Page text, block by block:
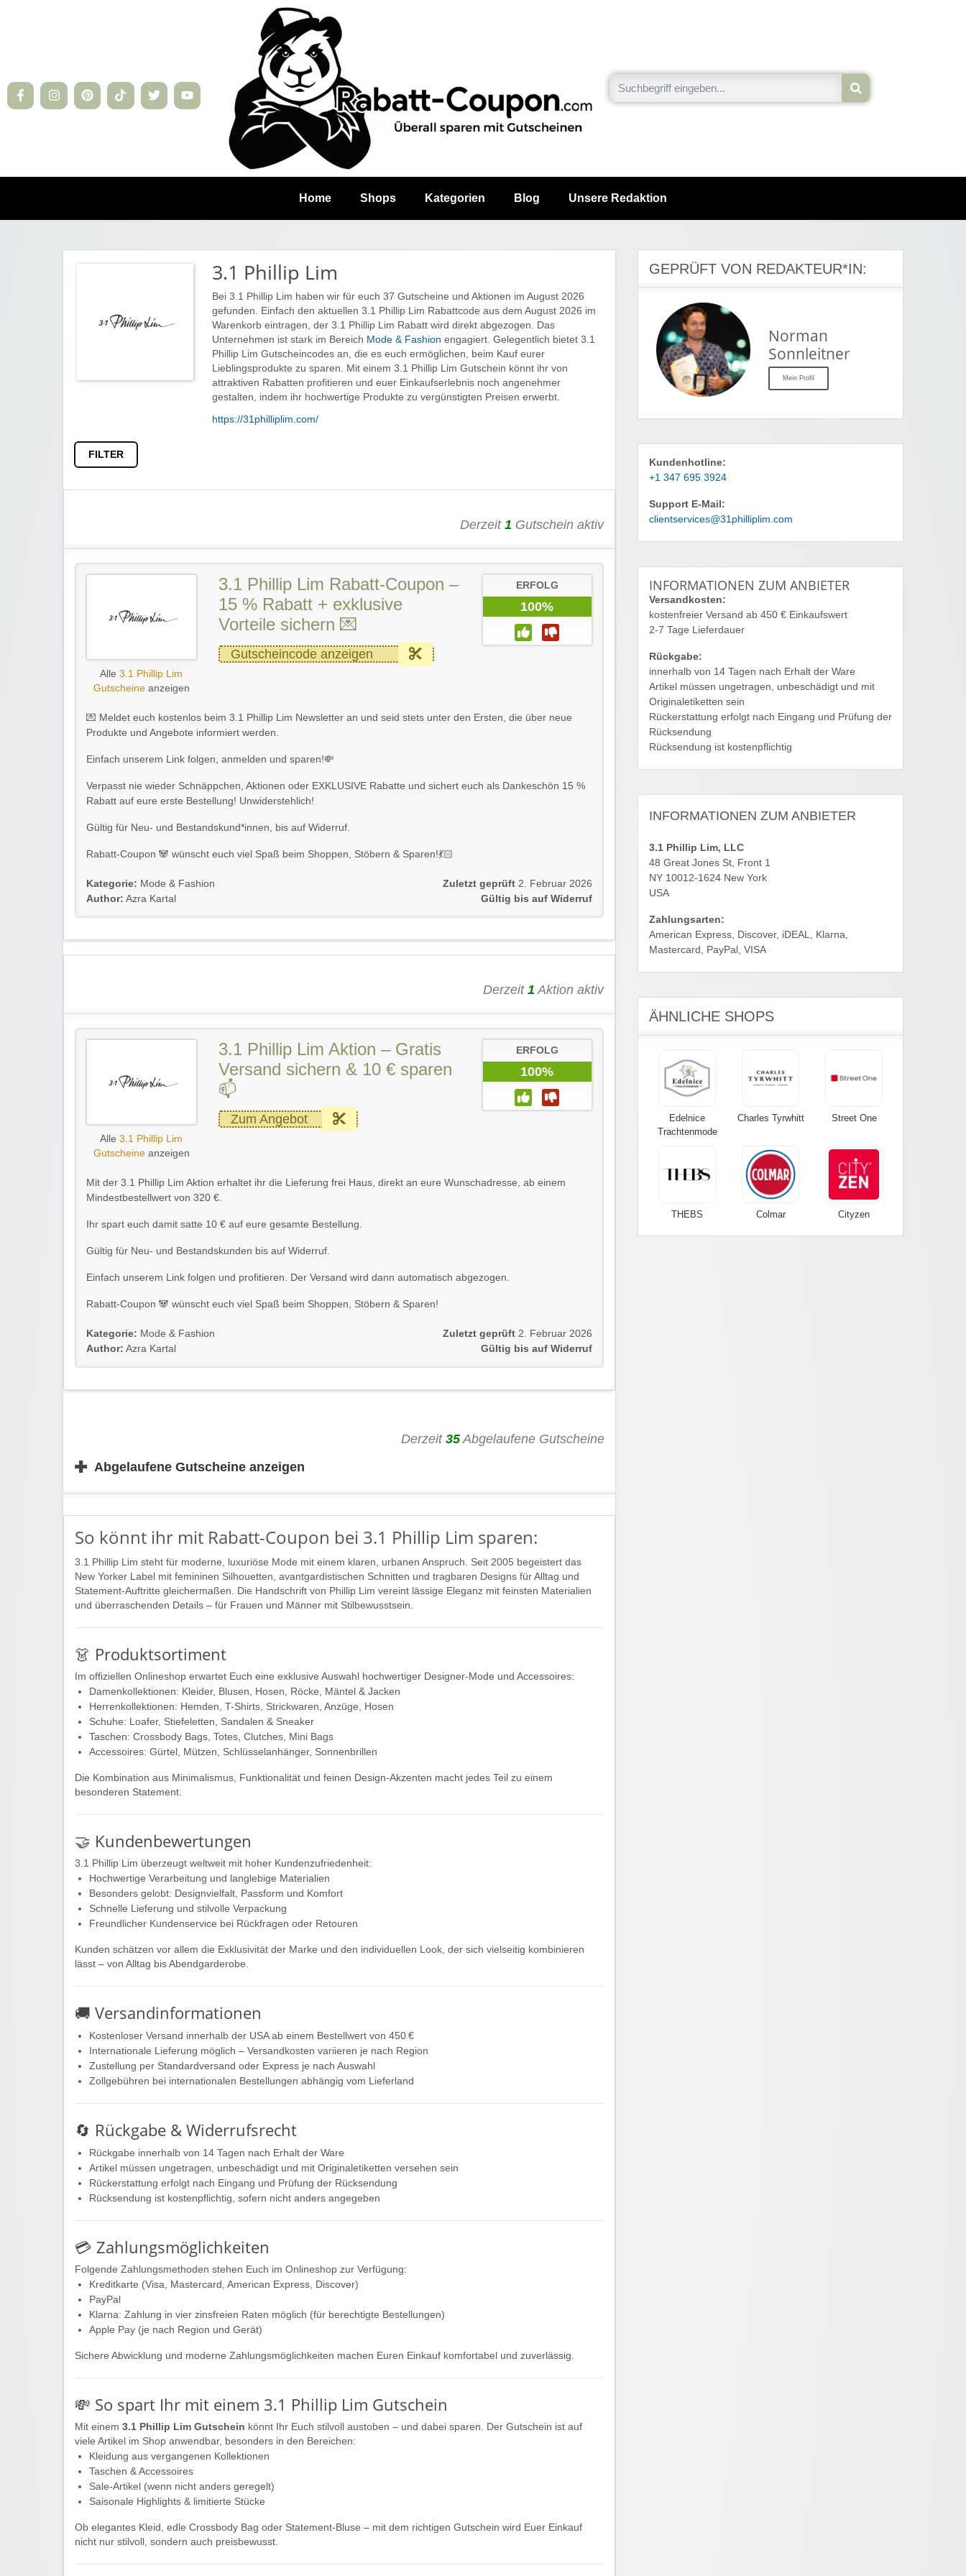
Home Shops Kategorien Blog Unsere Redaktion
3.1 Phillip Lim
Bei 3.1 Phillip Lim haben wir für euch 37 Gutscheine und Aktionen im August 2026
gefunden. Einfach den aktuellen 3.1 Phillip Lim Rabattcode aus dem August 2026 im
Warenkorb eintragen, der 3.1 Phillip Lim Rabatt wird direkt abgezogen. Das
Unternehmen ist stark im Bereich Mode & Fashion engagiert. Gelegentlich bietet 3.1
Phillip Lim Gutscheincodes an, die es euch ermöglichen, beim Kauf eurer
Lieblingsprodukte zu sparen. Mit einem 3.1 Phillip Lim Gutschein könnt ihr von
attraktiven Rabatten profitieren und euer Einkaufserlebnis noch angenehmer
gestalten, indem ihr hochwertige Produkte zu vergünstigten Preisen erwerbt.
https://31philliplim.com/
FILTER
Derzeit 1 Gutschein aktiv
Alle3.1 Phillip Lim
Gutscheineanzeigen
3.1 Phillip Lim Rabatt-Coupon –
15 % Rabatt + exklusive
Vorteile sichern 💌
Gutscheincode anzeigen
ERFOLG
100%
💌 Meldet euch kostenlos beim 3.1 Phillip Lim Newsletter an und seid stets unter den Ersten, die über neue
Produkte und Angebote informiert werden.
Einfach unserem Link folgen, anmelden und sparen!💸
Verpasst nie wieder Schnäppchen, Aktionen oder EXKLUSIVE Rabatte und sichert euch als Dankeschön 15 %
Rabatt auf eure erste Bestellung! Unwiderstehlich!
Gültig für Neu- und Bestandskund*innen, bis auf Widerruf.
Rabatt-Coupon 🐼 wünscht euch viel Spaß beim Shoppen, Stöbern & Sparen!💃🏻
Kategorie: Mode & Fashion
Author: Azra Kartal
Zuletzt geprüft 2. Februar 2026
Gültig bis auf Widerruf
Derzeit 1 Aktion aktiv
Alle3.1 Phillip Lim
Gutscheineanzeigen
3.1 Phillip Lim Aktion – Gratis
Versand sichern & 10 € sparen
📫
Zum Angebot
ERFOLG
100%
Mit der 3.1 Phillip Lim Aktion erhaltet ihr die Lieferung frei Haus, direkt an eure Wunschadresse, ab einem
Mindestbestellwert von 320 €.
Ihr spart euch damit satte 10 € auf eure gesamte Bestellung.
Gültig für Neu- und Bestandskunden bis auf Widerruf.
Einfach unserem Link folgen und profitieren. Der Versand wird dann automatisch abgezogen.
Rabatt-Coupon 🐼 wünscht euch viel Spaß beim Shoppen, Stöbern & Sparen!
Kategorie: Mode & Fashion
Author: Azra Kartal
Zuletzt geprüft 2. Februar 2026
Gültig bis auf Widerruf
Derzeit 35Abgelaufene Gutscheine
✚ Abgelaufene Gutscheine anzeigen
So könnt ihr mit Rabatt-Coupon bei 3.1 Phillip Lim sparen:
3.1 Phillip Lim steht für moderne, luxuriöse Mode mit einem klaren, urbanen Anspruch. Seit 2005 begeistert das
New Yorker Label mit femininen Silhouetten, avantgardistischen Schnitten und tragbaren Designs für Alltag und
Statement-Auftritte gleichermaßen. Die Handschrift von Phillip Lim vereint lässige Eleganz mit feinsten Materialien
und überraschenden Details – für Frauen und Männer mit Stilbewusstsein.
👗 Produktsortiment
Im offiziellen Onlineshop erwartet Euch eine exklusive Auswahl hochwertiger Designer-Mode und Accessoires:
Damenkollektionen: Kleider, Blusen, Hosen, Röcke, Mäntel & Jacken
Herrenkollektionen: Hemden, T-Shirts, Strickwaren, Anzüge, Hosen
Schuhe: Loafer, Stiefeletten, Sandalen & Sneaker
Taschen: Crossbody Bags, Totes, Clutches, Mini Bags
Accessoires: Gürtel, Mützen, Schlüsselanhänger, Sonnenbrillen
Die Kombination aus Minimalismus, Funktionalität und feinen Design-Akzenten macht jedes Teil zu einem
besonderen Statement.
🤝 Kundenbewertungen
3.1 Phillip Lim überzeugt weltweit mit hoher Kundenzufriedenheit:
Hochwertige Verarbeitung und langlebige Materialien
Besonders gelobt: Designvielfalt, Passform und Komfort
Schnelle Lieferung und stilvolle Verpackung
Freundlicher Kundenservice bei Rückfragen oder Retouren
Kunden schätzen vor allem die Exklusivität der Marke und den individuellen Look, der sich vielseitig kombinieren
lässt – von Alltag bis Abendgarderobe.
🚚 Versandinformationen
Kostenloser Versand innerhalb der USA ab einem Bestellwert von 450 €
Internationale Lieferung möglich – Versandkosten variieren je nach Region
Zustellung per Standardversand oder Express je nach Auswahl
Zollgebühren bei internationalen Bestellungen abhängig vom Lieferland
🔄 Rückgabe & Widerrufsrecht
Rückgabe innerhalb von 14 Tagen nach Erhalt der Ware
Artikel müssen ungetragen, unbeschädigt und mit Originaletiketten versehen sein
Rückerstattung erfolgt nach Eingang und Prüfung der Rücksendung
Rücksendung ist kostenpflichtig, sofern nicht anders angegeben
💳 Zahlungsmöglichkeiten
Folgende Zahlungsmethoden stehen Euch im Onlineshop zur Verfügung:
Kreditkarte (Visa, Mastercard, American Express, Discover)
PayPal
Klarna: Zahlung in vier zinsfreien Raten möglich (für berechtigte Bestellungen)
Apple Pay (je nach Region und Gerät)
Sichere Abwicklung und moderne Zahlungsmöglichkeiten machen Euren Einkauf komfortabel und zuverlässig.
💸 So spart Ihr mit einem 3.1 Phillip Lim Gutschein
Mit einem 3.1 Phillip Lim Gutschein könnt Ihr Euch stilvoll austoben – und dabei sparen. Der Gutschein ist auf
viele Artikel im Shop anwendbar, besonders in den Bereichen:
Kleidung aus vergangenen Kollektionen
Taschen & Accessoires
Sale-Artikel (wenn nicht anders geregelt)
Saisonale Highlights & limitierte Stücke
Ob elegantes Kleid, edle Crossbody Bag oder Statement-Bluse – mit dem richtigen Gutschein wird Euer Einkauf
nicht nur stilvoll, sondern auch preisbewusst.
GEPRÜFT VON REDAKTEUR*IN:
Norman
Sonnleitner
Mein Profil
Kundenhotline:
+1 347 695 3924
Support E-Mail:
clientservices@31philliplim.com
INFORMATIONEN ZUM ANBIETER
Versandkosten:
kostenfreier Versand ab 450 € Einkaufswert
2-7 Tage Lieferdauer
Rückgabe:
innerhalb von 14 Tagen nach Erhalt der Ware
Artikel müssen ungetragen, unbeschädigt und mit
Originaletiketten sein
Rückerstattung erfolgt nach Eingang und Prüfung der
Rücksendung
Rücksendung ist kostenpflichtig
INFORMATIONEN ZUM ANBIETER
3.1 Phillip Lim, LLC
48 Great Jones St, Front 1
NY 10012-1624 New York
USA
Zahlungsarten:
American Express, Discover, iDEAL, Klarna,
Mastercard, PayPal, VISA
ÄHNLICHE SHOPS
Edelnice
Trachtenmode
Charles Tyrwhitt Street One
THEBS Colmar Cityzen